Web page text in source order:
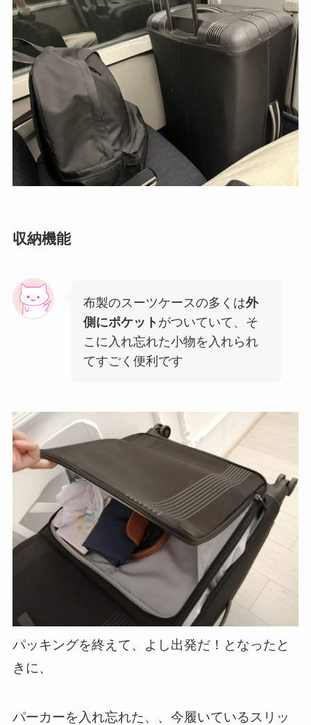
収納機能
布製のスーツケースの多くは外
側にポケット がついていて、そ
こに入れ忘れた小物を入れられ
てすごく便利です
パッキングを終えて、よし出発だ！となったと
きに、
パーカーを入れ忘れた、、今履いているスリッ